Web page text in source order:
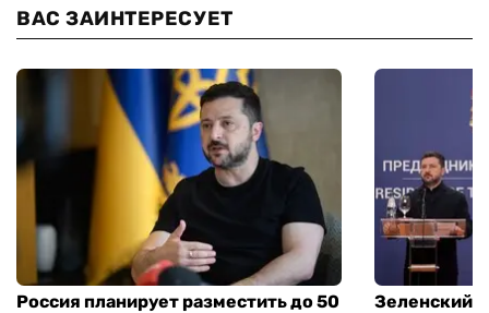
ВАС ЗАИНТЕРЕСУЕТ
Россия планирует разместить до 50
Зеленский